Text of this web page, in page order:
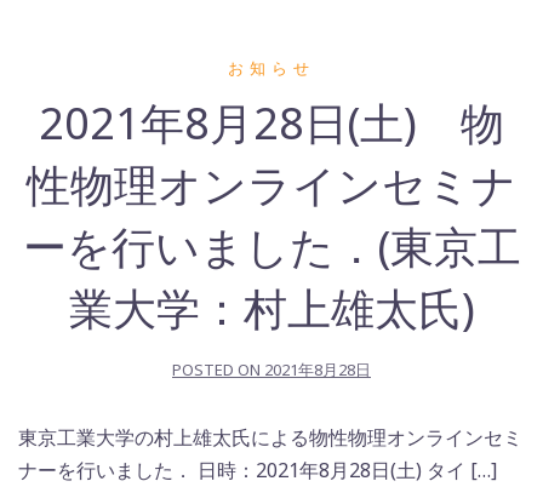
お知らせ
2021年8月28日(土) 物
性物理オンラインセミナ
ーを行いました．(東京工
業大学：村上雄太氏)
POSTED ON 2021年8月28日
東京工業大学の村上雄太氏による物性物理オンラインセミ
ナーを行いました． 日時：2021年8月28日(土) タイ […]